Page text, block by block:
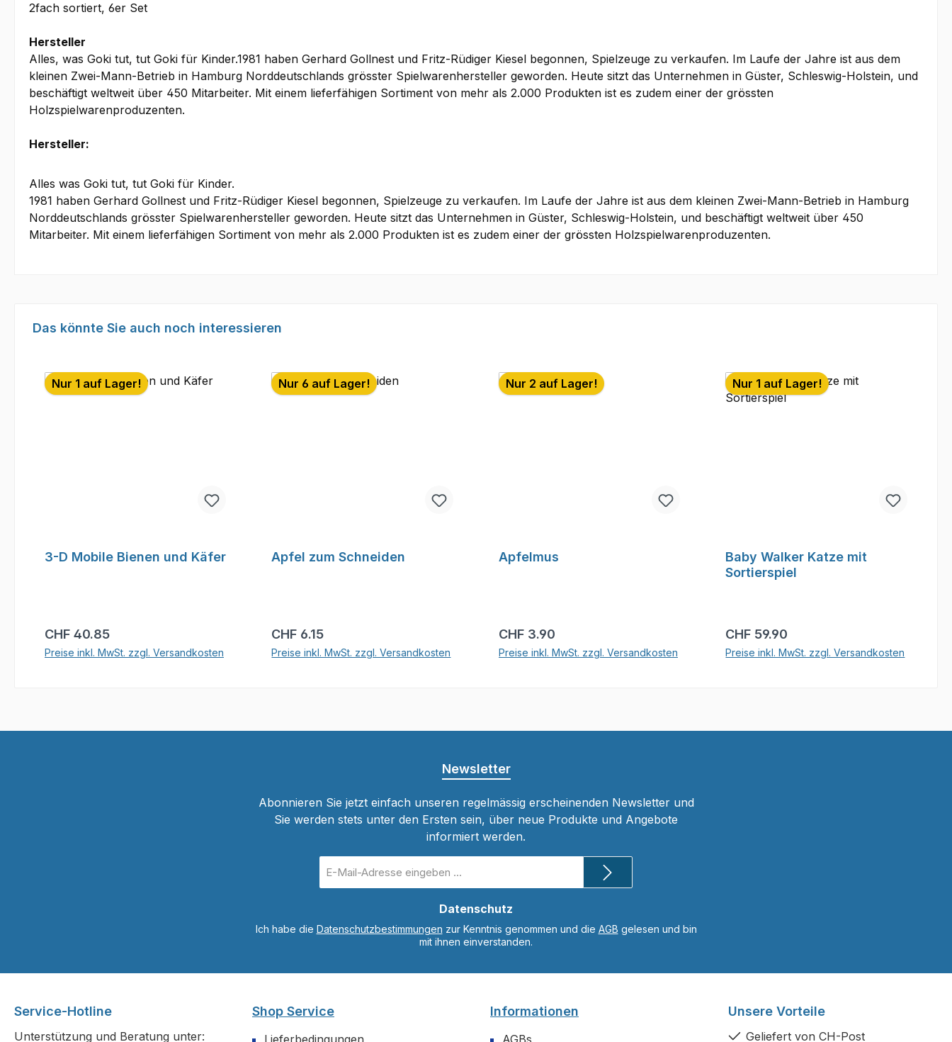
2fach sortiert, 6er Set
Hersteller
Alles, was Goki tut, tut Goki für Kinder.1981 haben Gerhard Gollnest und Fritz-Rüdiger Kiesel begonnen, Spielzeuge zu verkaufen. Im Laufe der Jahre ist aus dem
kleinen Zwei-Mann-Betrieb in Hamburg Norddeutschlands grösster Spielwarenhersteller geworden. Heute sitzt das Unternehmen in Güster, Schleswig-Holstein, und
beschäftigt weltweit über 450 Mitarbeiter. Mit einem lieferfähigen Sortiment von mehr als 2.000 Produkten ist es zudem einer der grössten
Holzspielwarenproduzenten.
Hersteller:
Alles was Goki tut, tut Goki für Kinder.
1981 haben Gerhard Gollnest und Fritz-Rüdiger Kiesel begonnen, Spielzeuge zu verkaufen. Im Laufe der Jahre ist aus dem kleinen Zwei-Mann-Betrieb in Hamburg
Norddeutschlands grösster Spielwarenhersteller geworden. Heute sitzt das Unternehmen in Güster, Schleswig-Holstein, und beschäftigt weltweit über 450
Mitarbeiter. Mit einem lieferfähigen Sortiment von mehr als 2.000 Produkten ist es zudem einer der grössten Holzspielwarenproduzenten.
Produktgalerie überspringen
Das könnte Sie auch noch interessieren
Nur 1 auf Lager!
3-D Mobile Bienen und Käfer
Regulärer Preis:
CHF 40.85
Preise inkl. MwSt. zzgl. Versandkosten
Nur 6 auf Lager!
Apfel zum Schneiden
Regulärer Preis:
CHF 6.15
Preise inkl. MwSt. zzgl. Versandkosten
Nur 2 auf Lager!
Apfelmus
Regulärer Preis:
CHF 3.90
Preise inkl. MwSt. zzgl. Versandkosten
Nur 1 auf Lager!
Baby Walker Katze mit
Sortierspiel
Regulärer Preis:
CHF 59.90
Preise inkl. MwSt. zzgl. Versandkosten
Newsletter
Abonnieren Sie jetzt einfach unseren regelmässig erscheinenden Newsletter und
Sie werden stets unter den Ersten sein, über neue Produkte und Angebote
informiert werden.
Mail-
Adresse
Datenschutz
Ich habe die Datenschutzbestimmungen zur Kenntnis genommen und die AGB gelesen und bin
mit ihnen einverstanden.
Service-Hotline
Unterstützung und Beratung unter:
Shop Service
Lieferbedingungen
Informationen
AGBs
Unsere Vorteile
Geliefert von CH-Post